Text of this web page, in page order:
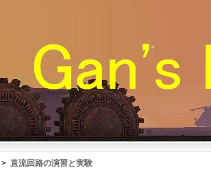
> 直流回路の演習と実験